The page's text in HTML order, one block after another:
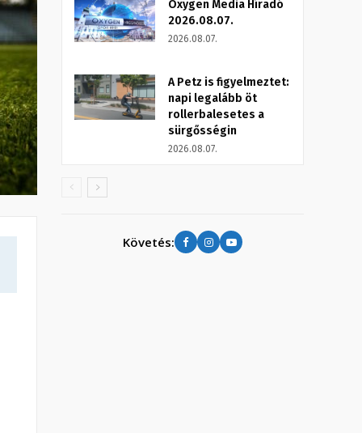
Oxygen Media Híradó
2026.08.07.
2026.08.07.
A Petz is figyelmeztet:
napi legalább öt
rollerbalesetes a
sürgősségin
2026.08.07.
Követés: